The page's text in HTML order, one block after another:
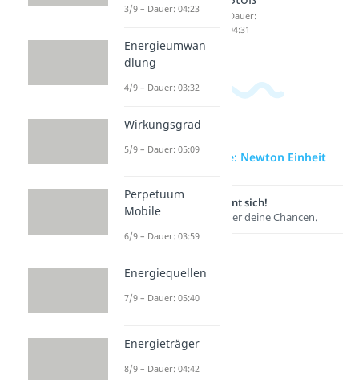
Dauer:
Dauer:
Dauer:
04:31
zur Videoseite: Newton Einheit
Lernen lohnt sich!
Entdecke hier deine Chancen.
3/9 – Dauer: 04:23
Energieumwan
dlung
4/9 – Dauer: 03:32
Wirkungsgrad
5/9 – Dauer: 05:09
Perpetuum
Mobile
6/9 – Dauer: 03:59
Energiequellen
7/9 – Dauer: 05:40
Energieträger
8/9 – Dauer: 04:42